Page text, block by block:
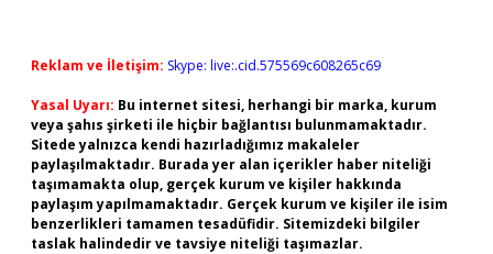
Reklam ve İletişim: Skype: live:.cid.575569c608265c69
Yasal Uyarı: Bu internet sitesi, herhangi bir marka, kurum
veya şahıs şirketi ile hiçbir bağlantısı bulunmamaktadır.
Sitede yalnızca kendi hazırladığımız makaleler
paylaşılmaktadır. Burada yer alan içerikler haber niteliği
taşımamakta olup, gerçek kurum ve kişiler hakkında
paylaşım yapılmamaktadır. Gerçek kurum ve kişiler ile isim
benzerlikleri tamamen tesadüfidir. Sitemizdeki bilgiler
taslak halindedir ve tavsiye niteliği taşımazlar.